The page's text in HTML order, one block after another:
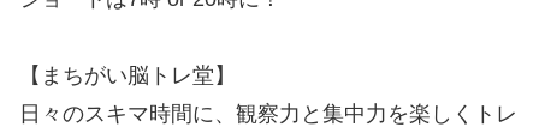
【まちがい脳トレ堂】
日々のスキマ時間に、観察力と集中力を楽しくトレ